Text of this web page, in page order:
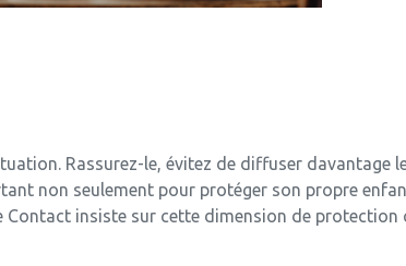
Rassurez-le, évitez de diffuser
non seulement pour protéger son propre
Contact insiste sur cette dimension de protection